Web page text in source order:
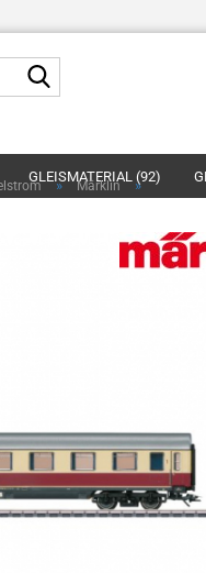
GLEISMATERIAL (92)
» Märklin »